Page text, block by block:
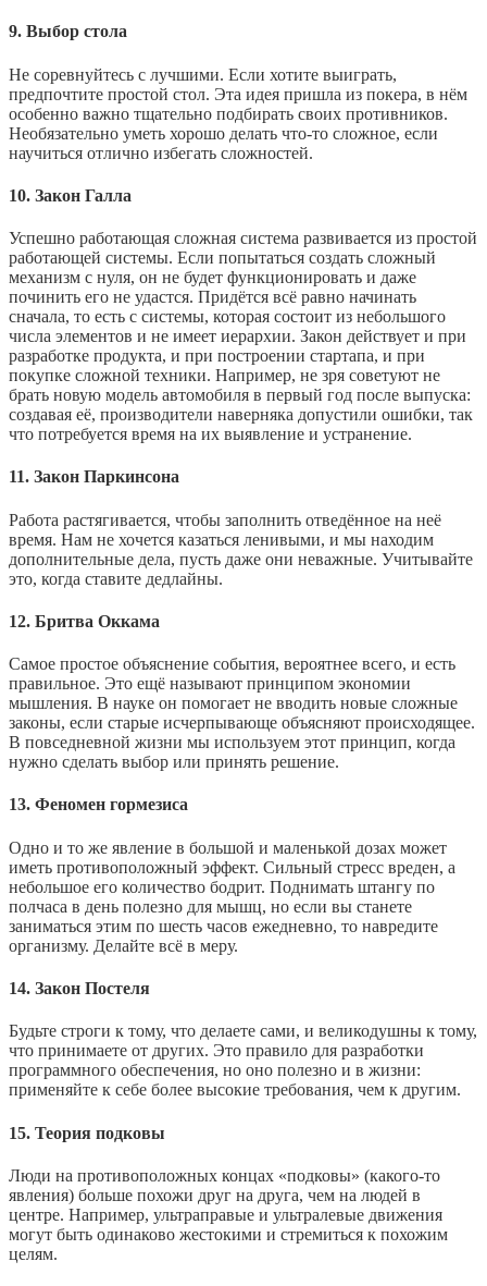
9. Выбор стола
Не соревнуйтесь с лучшими. Если хотите выиграть,
предпочтите простой стол. Эта идея пришла из покера, в нём
особенно важно тщательно подбирать своих противников.
Необязательно уметь хорошо делать что‑то сложное, если
научиться отлично избегать сложностей.
10. Закон Галла
Успешно работающая сложная система развивается из простой
работающей системы. Если попытаться создать сложный
механизм с нуля, он не будет функционировать и даже
починить его не удастся. Придётся всё равно начинать
сначала, то есть с системы, которая состоит из небольшого
числа элементов и не имеет иерархии. Закон действует и при
разработке продукта, и при построении стартапа, и при
покупке сложной техники. Например, не зря советуют не
брать новую модель автомобиля в первый год после выпуска:
создавая её, производители наверняка допустили ошибки, так
что потребуется время на их выявление и устранение.
11. Закон Паркинсона
Работа растягивается, чтобы заполнить отведённое на неё
время. Нам не хочется казаться ленивыми, и мы находим
дополнительные дела, пусть даже они неважные. Учитывайте
это, когда ставите дедлайны.
12. Бритва Оккама
Самое простое объяснение события, вероятнее всего, и есть
правильное. Это ещё называют принципом экономии
мышления. В науке он помогает не вводить новые сложные
законы, если старые исчерпывающе объясняют происходящее.
В повседневной жизни мы используем этот принцип, когда
нужно сделать выбор или принять решение.
13. Феномен гормезиса
Одно и то же явление в большой и маленькой дозах может
иметь противоположный эффект. Сильный стресс вреден, а
небольшое его количество бодрит. Поднимать штангу по
полчаса в день полезно для мышц, но если вы станете
заниматься этим по шесть часов ежедневно, то навредите
организму. Делайте всё в меру.
14. Закон Постеля
Будьте строги к тому, что делаете сами, и великодушны к тому,
что принимаете от других. Это правило для разработки
программного обеспечения, но оно полезно и в жизни:
применяйте к себе более высокие требования, чем к другим.
15. Теория подковы
Люди на противоположных концах «подковы» (какого‑то
явления) больше похожи друг на друга, чем на людей в
центре. Например, ультраправые и ультралевые движения
могут быть одинаково жестокими и стремиться к похожим
целям.